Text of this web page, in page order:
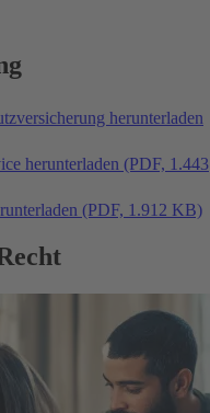
herunterladen
herunterladen (PDF, 1.443
(PDF, 1.912 KB)